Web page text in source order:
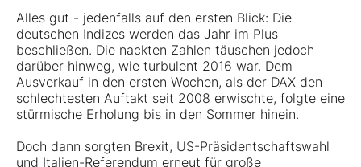
Folgen Sie uns
Kontakt
Alles gut - jedenfalls auf den ersten Blick: Die
deutschen Indizes werden das Jahr im Plus
beschließen. Die nackten Zahlen täuschen jedoch
darüber hinweg, wie turbulent 2016 war. Dem
Ausverkauf in den ersten Wochen, als der DAX den
schlechtesten Auftakt seit 2008 erwischte, folgte eine
stürmische Erholung bis in den Sommer hinein.
Doch dann sorgten Brexit, US-Präsidentschaftswahl
und Italien-Referendum erneut für große